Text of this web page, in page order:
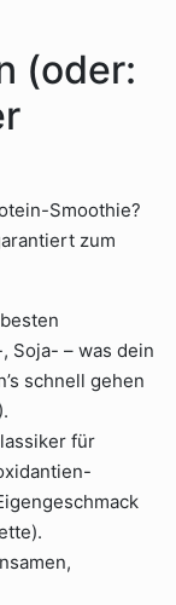
(oder:
Smoothie?
zum
Soja- – was dein
schnell gehen
für